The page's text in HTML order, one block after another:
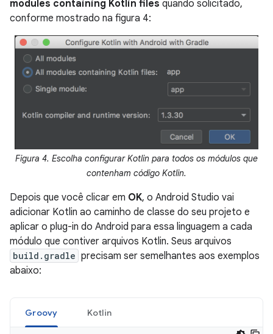
modules containing Kotlin files quando solicitado,
conforme mostrado na figura 4:
Figura 4. Escolha configurar Kotlin para todos os módulos que
contenham código Kotlin.
Depois que você clicar em OK, o Android Studio vai
adicionar Kotlin ao caminho de classe do seu projeto e
aplicar o plug-in do Android para essa linguagem a cada
módulo que contiver arquivos Kotlin. Seus arquivos
build.gradle precisam ser semelhantes aos exemplos
abaixo:
Groovy Kotlin